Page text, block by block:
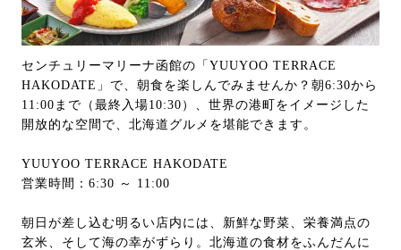
センチュリーマリーナ函館の「YUUYOO TERRACE
HAKODATE」で、朝食を楽しんでみませんか？朝6:30から
11:00まで（最終入場10:30）、世界の港町をイメージした
開放的な空間で、北海道グルメを堪能できます。
YUUYOO TERRACE HAKODATE
営業時間：6:30 ～ 11:00
朝日が差し込む明るい店内には、新鮮な野菜、栄養満点の
玄米、そして海の幸がずらり。北海道の食材をふんだんに